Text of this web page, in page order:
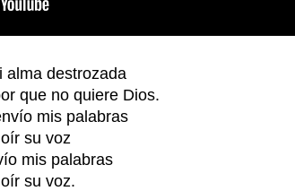
alma destrozada
que no quiere Dios.
mis palabras
su voz
mis palabras
su voz.